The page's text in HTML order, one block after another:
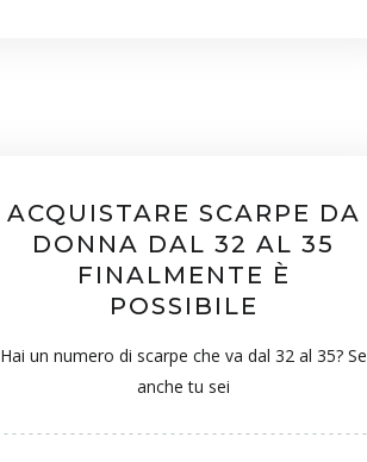
ACQUISTARE SCARPE DA
DONNA DAL 32 AL 35
FINALMENTE È
POSSIBILE
Hai un numero di scarpe che va dal 32 al 35? Se
anche tu sei